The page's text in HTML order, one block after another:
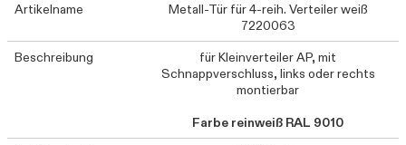
Artikelname
Metall-Tür für 4-reih. Verteiler weiß
7220063
Beschreibung
für Kleinverteiler AP, mit
Schnappverschluss, links oder rechts
montierbar
Farbe reinweiß RAL 9010